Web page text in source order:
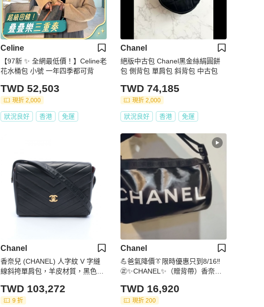
Celine
【97新 ✨ 全網最低價！】Celine老
花水桶包 小號 一年四季都可背
TWD 52,503
現折 2,000
狀況良好 香港 免運
Chanel
絕版中古包 Chanel黑金絲絹圓餅
包 側背包 單肩包 斜背包 中古包
TWD 74,185
現折 2,000
狀況良好 香港 免運
Chanel
香奈兒 (CHANEL) 人字紋 V 字縫
線斜挎單肩包，羊皮材質，黑色，
TWD 103,272
9 折
Chanel
💪爸氣降價👔限時優惠只到8/16‼️
㊣✨CHANEL✨（贈背帶）香奈兒
圓桶包 桶包 肩背包 手提包/二手包/
二手精品🌳二手樹屋🌳
TWD 16,920
現折 200